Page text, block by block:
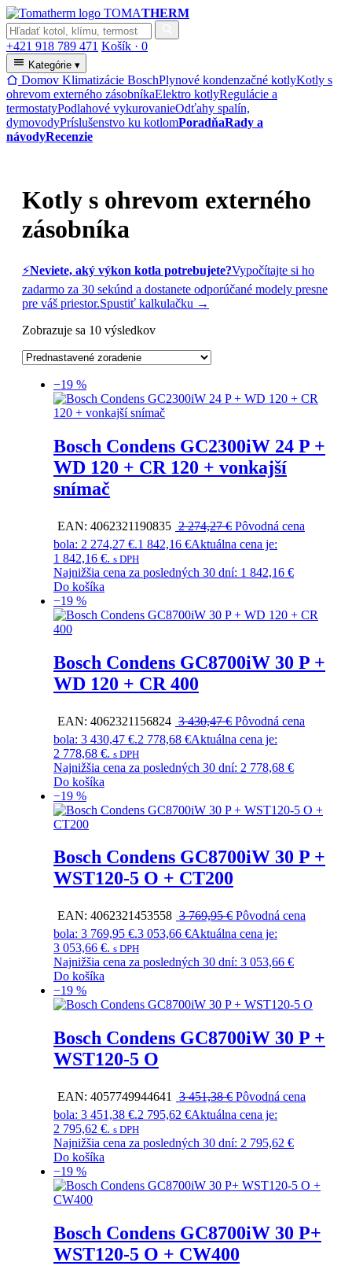
TOMATHERM
+421 918 789 471 Košík · 0
Kategórie ▾
Domov Klimatizácie BoschPlynové kondenzačné kotlyKotly s
ohrevom externého zásobníkaElektro kotlyRegulácie a
termostatyPodlahové vykurovanieOdťahy spalín,
dymovodyPríslušenstvo ku kotlomPoradňaRady a
návodyRecenzie
Kotly s ohrevom externého
zásobníka
⚡Neviete, aký výkon kotla potrebujete?Vypočítajte si ho
zadarmo za 30 sekúnd a dostanete odporúčané modely presne
pre váš priestor.Spustiť kalkulačku →
Zobrazuje sa 10 výsledkov
−19 %
Bosch Condens GC2300iW 24 P +
WD 120 + CR 120 + vonkajší
snímač
EAN: 4062321190835 2 274,27€ Pôvodná cena
bola: 2 274,27 €.1 842,16 €Aktuálna cena je:
1 842,16 €. s DPH
Najnižšia cena za posledných 30 dní: 1 842,16 €
Do košíka
−19 %
Bosch Condens GC8700iW 30 P +
WD 120 + CR 400
EAN: 4062321156824 3 430,47€ Pôvodná cena
bola: 3 430,47 €.2 778,68 €Aktuálna cena je:
2 778,68 €. s DPH
Najnižšia cena za posledných 30 dní: 2 778,68 €
Do košíka
−19 %
Bosch Condens GC8700iW 30 P +
WST120-5 O + CT200
EAN: 4062321453558 3 769,95€ Pôvodná cena
bola: 3 769,95 €.3 053,66 €Aktuálna cena je:
3 053,66 €. s DPH
Najnižšia cena za posledných 30 dní: 3 053,66 €
Do košíka
−19 %
Bosch Condens GC8700iW 30 P +
WST120-5 O
EAN: 4057749944641 3 451,38€ Pôvodná cena
bola: 3 451,38 €.2 795,62 €Aktuálna cena je:
2 795,62 €. s DPH
Najnižšia cena za posledných 30 dní: 2 795,62 €
Do košíka
−19 %
Bosch Condens GC8700iW 30 P+
WST120-5 O + CW400